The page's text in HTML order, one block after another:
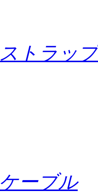
ストラップ
ケーブル